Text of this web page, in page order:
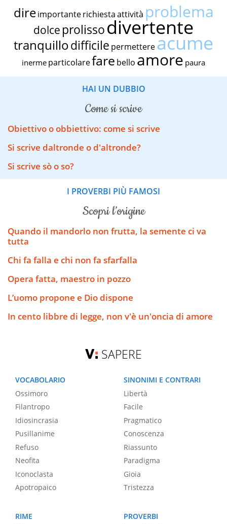
dire importante richiestaattività problema
dolce prolissodivertente
tranquillodifficile permettereacume
inerme particolarefare bello amore paura
HAI UN DUBBIO
come si scrive
Obiettivo o obbiettivo: come si scrive
Si scrive daltronde o d'altronde?
Si scrive sò o so?
I PROVERBI PIÙ FAMOSI
scopri l’origine
Quando il mandorlo non frutta, la semente ci va
tutta
Chi fa falla e chi non fa sfarfalla
Opera fatta, maestro in pozzo
L’uomo propone e Dio dispone
In cento libbre di legge, non v'è un'oncia di amore
SAPERE
VOCABOLARIO
Ossimoro
Filantropo
Idiosincrasia
Pusillanime
Refuso
Neofita
Iconoclasta
Apotropaico
SINONIMI E CONTRARI
Libertà
Facile
Pragmatico
Conoscenza
Riassunto
Paradigma
Gioia
Tristezza
RIME
PROVERBI